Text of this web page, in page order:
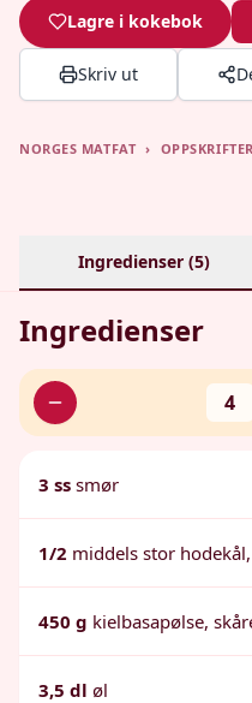
Lagre i kokebok
Skriv ut
NORGES MATFAT › OPPSKRIFTER
Ingredienser (5)
Ingredienser
4
3 ss smør
1/2 middels stor
450 g kielbasapølse,
3,5 dl øl